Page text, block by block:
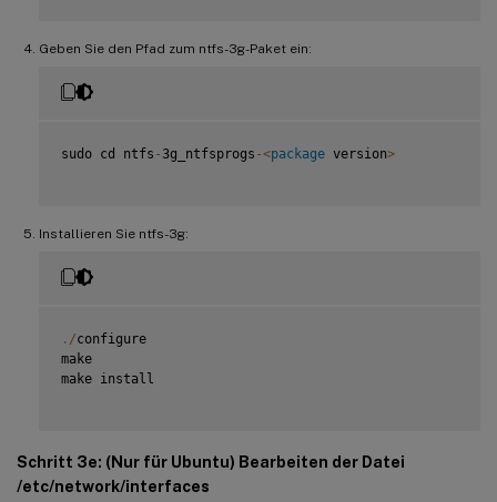
Geben Sie den Pfad zum ntfs-3g-Paket ein:
sudo cd ntfs - 3g_ntfsprogs -<package version>
Installieren Sie ntfs-3g:
. /configure
make
make install
Schritt 3e: (Nur für Ubuntu) Bearbeiten der Datei
/etc/network/interfaces